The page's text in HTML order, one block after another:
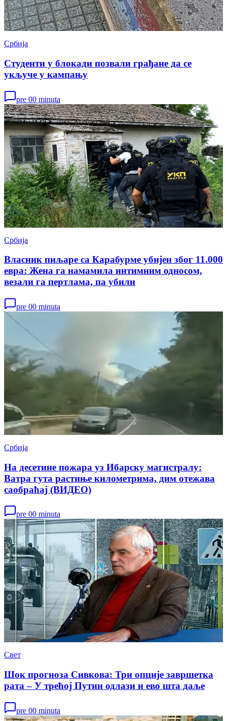
Србија
Студенти у блокади позвали грађане да се
укључе у кампању
pre 00 minuta
Србија
Власник пиљаре са Карабурме убијен због 11.000
евра: Жена га намамила интимним односом,
везали га пертлама, па убили
pre 00 minuta
Србија
На десетине пожара уз Ибарску магистралу:
Ватра гута растиње километрима, дим отежава
саобраћај (ВИДЕО)
pre 00 minuta
Свет
Шок прогноза Сивкова: Три опције завршетка
рата – У трећој Путин одлази и ево шта даље
pre 00 minuta